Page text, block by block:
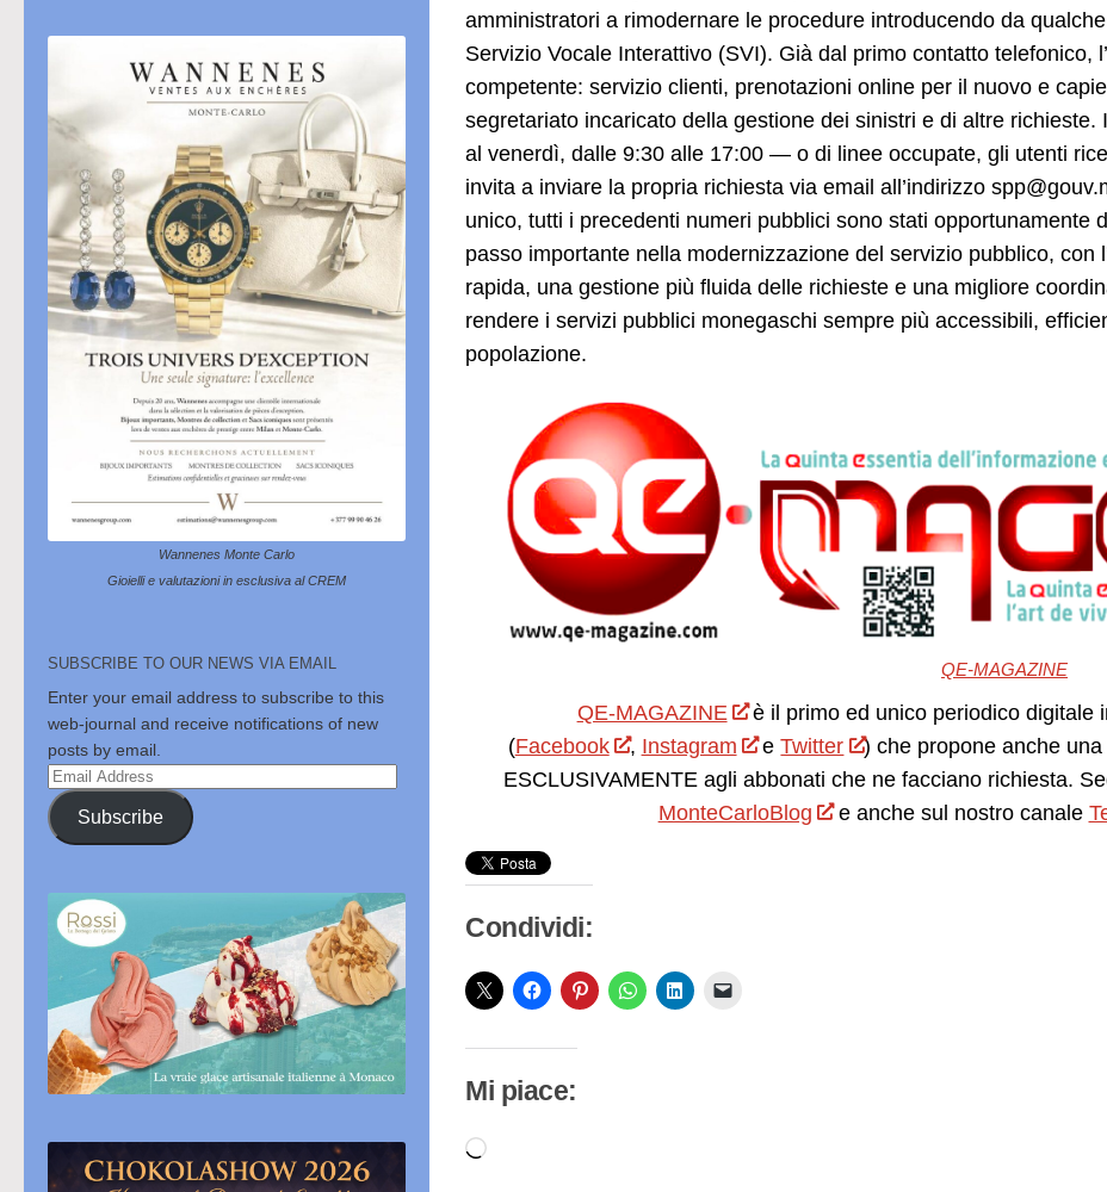
amministratori a rimodernare le procedure introducendo da
Servizio Vocale Interattivo (SVI). Già dal primo contatto telefonico,
competente: servizio clienti, prenotazioni online per il nuovo e
segretariato incaricato della gestione dei sinistri e di altre
al venerdì, dalle 9:30 alle 17:00 — o di linee occupate, gli utenti
invita a inviare la propria richiesta via email all’indirizzo
unico, tutti i precedenti numeri pubblici sono stati opportunamente
passo importante nella modernizzazione del servizio pubblico, con
rapida, una gestione più fluida delle richieste e una migliore
rendere i servizi pubblici monegaschi sempre più accessibili,
popolazione.
QE-MAGAZINE
QE-MAGAZINE
è il primo ed unico periodico digitale
(Facebook , Instagram eTwitter
) che propone anche
ESCLUSIVAMENTE agli abbonati che ne facciano richiesta.
MonteCarloBlog
e anche sul nostro canale
Condividi:
Mi piace:
Caricamento
Wannenes Monte Carlo
Gioielli e valutazioni in esclusiva al CREM
SUBSCRIBE TO OUR NEWS VIA EMAIL
Enter your email address to subscribe to this
web-journal and receive notifications of new
posts by email.
Email
Address
Subscribe